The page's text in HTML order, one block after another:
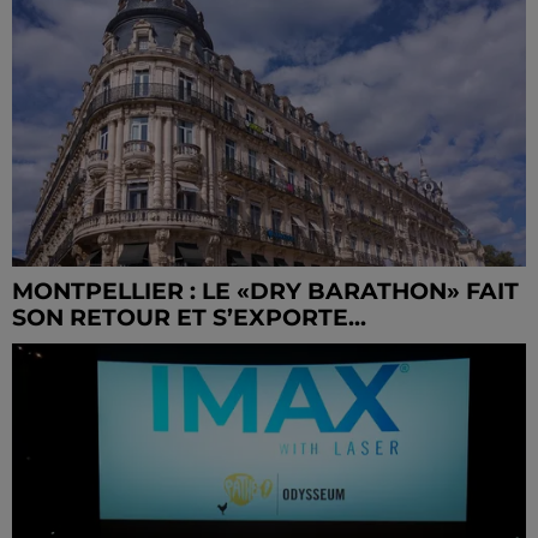
MONTPELLIER : LE «DRY BARATHON» FAIT
SON RETOUR ET S’EXPORTE...